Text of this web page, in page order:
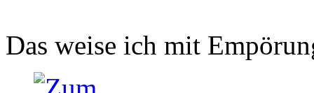
Das weise ich mit